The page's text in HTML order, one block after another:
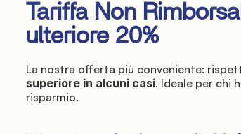
Tariffa Non
ulteriore 20%
La nostra offerta più conveniente:
superiore in alcuni casi. Ideale per chi
risparmio.